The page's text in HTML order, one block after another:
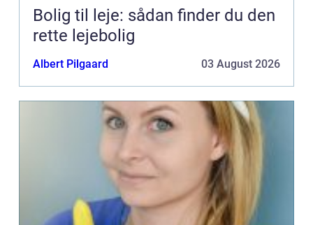
Bolig til leje: sådan finder du den
rette lejebolig
Albert Pilgaard 03 August 2026